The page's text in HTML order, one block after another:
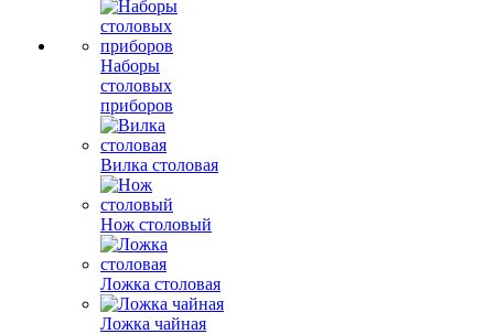
Наборы
столовых
приборов
Вилка столовая
Нож столовый
Ложка столовая
Ложка чайная